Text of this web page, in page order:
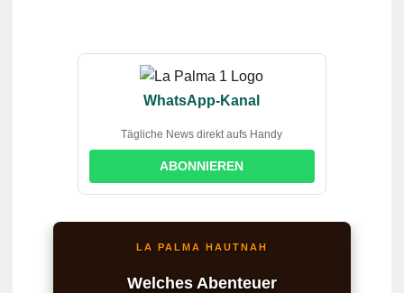
WhatsApp-Kanal
Tägliche News direkt aufs Handy
ABONNIEREN
LA PALMA HAUTNAH
Welches Abenteuer